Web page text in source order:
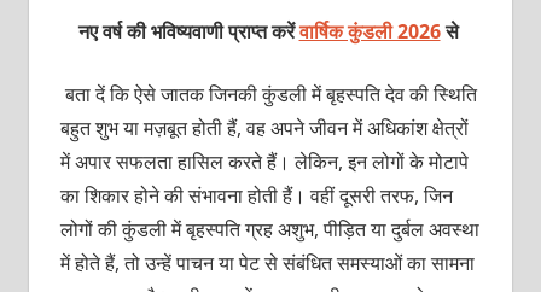
नए वर्ष की भविष्यवाणी प्राप्त करेंवार्षिक कुंडली 2026से
बता दें कि ऐसे जातक जिनकी कुंडली में बृहस्पति देव की स्थिति
बहुत शुभ या मज़बूत होती हैं, वह अपने जीवन में अधिकांश क्षेत्रों
में अपार सफलता हासिल करते हैं। लेकिन, इन लोगों के मोटापे
का शिकार होने की संभावना होती हैं। वहीं दूसरी तरफ, जिन
लोगों की कुंडली में बृहस्पति ग्रह अशुभ, पीड़ित या दुर्बल अवस्था
में होते हैं, तो उन्हें पाचन या पेट से संबंधित समस्याओं का सामना